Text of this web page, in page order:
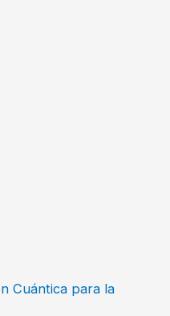
Cuántica para la